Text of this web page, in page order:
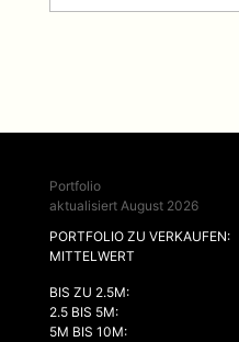
Portfolio
aktualisiert August 2026
PORTFOLIO ZU VERKAUFEN:
MITTELWERT
BIS ZU 2.5M:
2.5 BIS 5M:
5M BIS 10M: